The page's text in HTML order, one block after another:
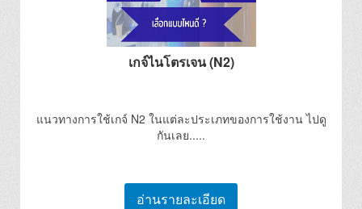
เกจ์ไนโตรเจน (N2)
แนวทางการใช้เกจ์ N2 ในแต่ละประเภทของการใช้งาน ไปดู
กันเลย.....
อ่านรายละเอียด